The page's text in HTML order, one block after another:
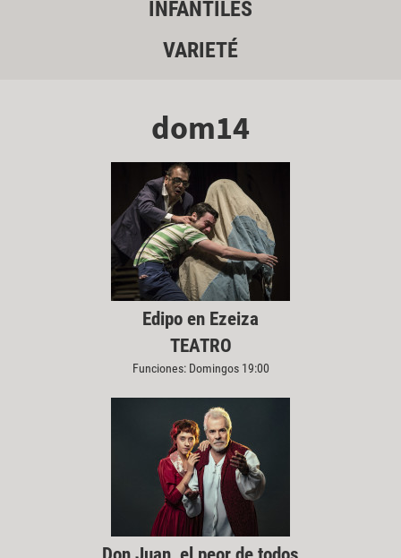
INFANTILES
VARIETÉ
dom14
Edipo en Ezeiza
TEATRO
Funciones: Domingos 19:00